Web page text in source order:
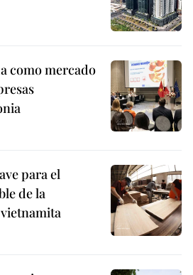
como mercado
para el
de la